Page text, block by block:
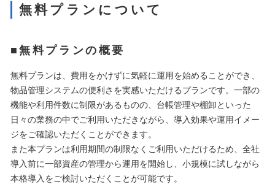
無料プランについて
■無料プランの概要
無料プランは、費用をかけずに気軽に運用を始めることができ、
物品管理システムの便利さを実感いただけるプランです。一部の
機能や利用件数に制限があるものの、台帳管理や棚卸といった
日々の業務の中でご利用いただきながら、導入効果や運用イメー
ジをご確認いただくことができます。
また本プランは利用期間の制限なくご利用いただけるため、全社
導入前に一部資産の管理から運用を開始し、小規模に試しながら
本格導入をご検討いただくことが可能です。